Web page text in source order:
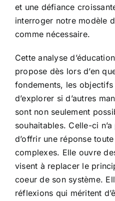
et une défiance
interroger notre modèle
comme nécessaire.
Cette analyse
propose dès lors d’en
fondements, les
d’explorer si d’autres
sont non seulement
souhaitables. Celle-ci
d’offrir une réponse
complexes. Elle ouvre
visent à replacer le
coeur de son système.
réflexions qui méritent